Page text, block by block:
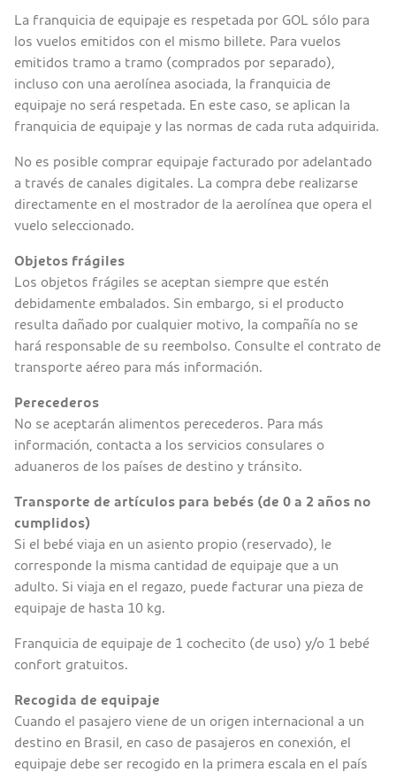
La franquicia de equipaje es respetada por GOL sólo para
los vuelos emitidos con el mismo billete. Para vuelos
emitidos tramo a tramo (comprados por separado),
incluso con una aerolínea asociada, la franquicia de
equipaje no será respetada. En este caso, se aplican la
franquicia de equipaje y las normas de cada ruta adquirida.
No es posible comprar equipaje facturado por adelantado
a través de canales digitales. La compra debe realizarse
directamente en el mostrador de la aerolínea que opera el
vuelo seleccionado.
Objetos frágiles
Los objetos frágiles se aceptan siempre que estén
debidamente embalados. Sin embargo, si el producto
resulta dañado por cualquier motivo, la compañía no se
hará responsable de su reembolso. Consulte el contrato de
transporte aéreo para más información.
Perecederos
No se aceptarán alimentos perecederos. Para más
información, contacta a los servicios consulares o
aduaneros de los países de destino y tránsito.
Transporte de artículos para bebés (de 0 a 2 años no
cumplidos)
Si el bebé viaja en un asiento propio (reservado), le
corresponde la misma cantidad de equipaje que a un
adulto. Si viaja en el regazo, puede facturar una pieza de
equipaje de hasta 10 kg.
Franquicia de equipaje de 1 cochecito (de uso) y/o 1 bebé
confort gratuitos.
Recogida de equipaje
Cuando el pasajero viene de un origen internacional a un
destino en Brasil, en caso de pasajeros en conexión, el
equipaje debe ser recogido en la primera escala en el país